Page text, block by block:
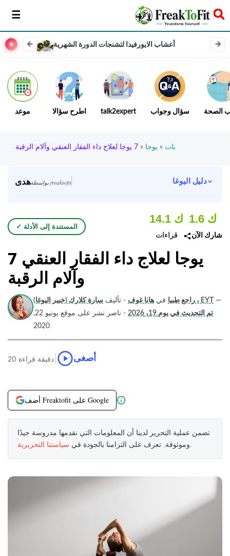
سخر
أعشاب الايورفيدا لتشنجات الدورة الشهرية
موعد اطرح سؤالا talk2expert سؤال وجواب الصحة
بات » يوجا » 7 يوجا لعلاج داء الفقار العنقي وآلام الرقبة
هدى بواسطة freaktofit دليل اليوغا
✓ المستندة إلى الأدلة
14.1 ك
قراءات
1.6 ك
شارك الآن
7 يوجا لعلاج داء الفقار العنقي
وآلام الرقبة
راجع طبيا في هانا غوف - تأليف سارة كلارك (خبير اليوغا) ، EYT
—
تم التحديث في يوم 19، 2026
- ناصر نشر على موقع يونيو 22,
2020
20 دقيقة قراءة أصغى
أضف Freaktofit على Google
تضمن عملية التحرير لدينا أن المعلومات التي نقدمها مدروسة جيدًا
وموثوقة. تعرف على التزامنا بالجودة في سياستنا التحريرية